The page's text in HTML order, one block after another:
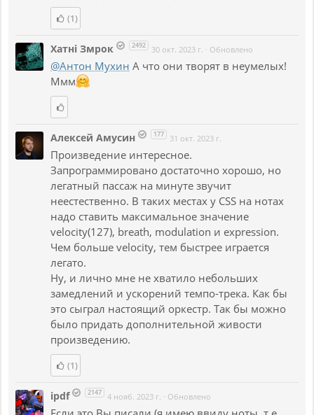
(1)
Хатнi Змрок 2492 30 окт. 2023 г. · Обновлено
@Антон Мухин А что они творят в неумелых!
Ммм
Алексей Амусин 177 31 окт. 2023 г.
Произведение интересное.
Запрограммировано достаточно хорошо, но
легатный пассаж на минуте звучит
неестественно. В таких местах у CSS на нотах
надо ставить максимальное значение
velocity(127), breath, modulation и expression.
Чем больше velocity, тем быстрее играется
легато.
Ну, и лично мне не хватило небольших
замедлений и ускорений темпо-трека. Как бы
это сыграл настоящий оркестр. Так бы можно
было придать дополнительной живости
произведению.
(1)
ipdf 2147 4 нояб. 2023 г. · Обновлено